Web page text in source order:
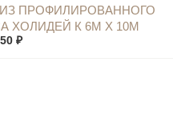
ПРОФИЛИРОВАННОГО
ХОЛИДЕЙ К 6М Х 10М
₽
КУПИТЬ